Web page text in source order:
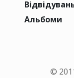
Альбоми
©